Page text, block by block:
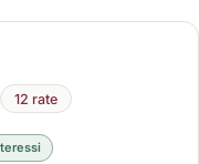
12 rate